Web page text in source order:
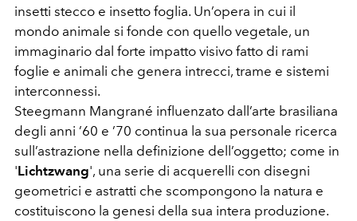
insetti stecco e insetto foglia. Un’opera in cui il
mondo animale si fonde con quello vegetale, un
immaginario dal forte impatto visivo fatto di rami
foglie e animali che genera intrecci, trame e sistemi
interconnessi.
Steegmann Mangrané influenzato dall’arte brasiliana
degli anni ’60 e ’70 continua la sua personale ricerca
sull’astrazione nella definizione dell’oggetto; come in
'Lichtzwang', una serie di acquerelli con disegni
geometrici e astratti che scompongono la natura e
costituiscono la genesi della sua intera produzione.